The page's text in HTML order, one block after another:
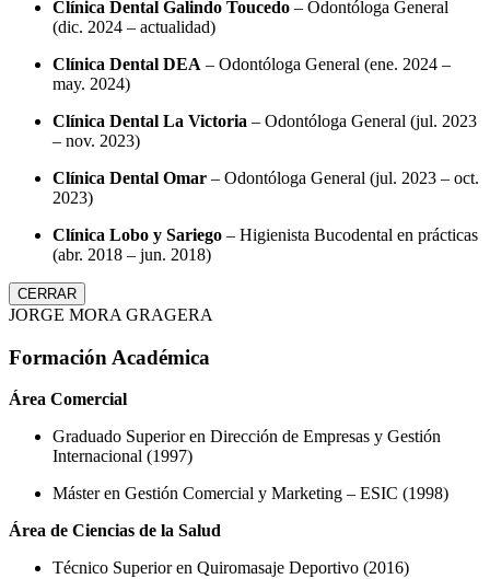
Clínica Dental Galindo Toucedo – Odontóloga General
(dic. 2024 – actualidad)
Clínica Dental DEA – Odontóloga General (ene. 2024 –
may. 2024)
Clínica Dental La Victoria – Odontóloga General (jul. 2023
– nov. 2023)
Clínica Dental Omar – Odontóloga General (jul. 2023 – oct.
2023)
Clínica Lobo y Sariego – Higienista Bucodental en prácticas
(abr. 2018 – jun. 2018)
CERRAR
JORGE MORA GRAGERA
Formación Académica
Área Comercial
Graduado Superior en Dirección de Empresas y Gestión
Internacional (1997)
Máster en Gestión Comercial y Marketing – ESIC (1998)
Área de Ciencias de la Salud
Técnico Superior en Quiromasaje Deportivo (2016)